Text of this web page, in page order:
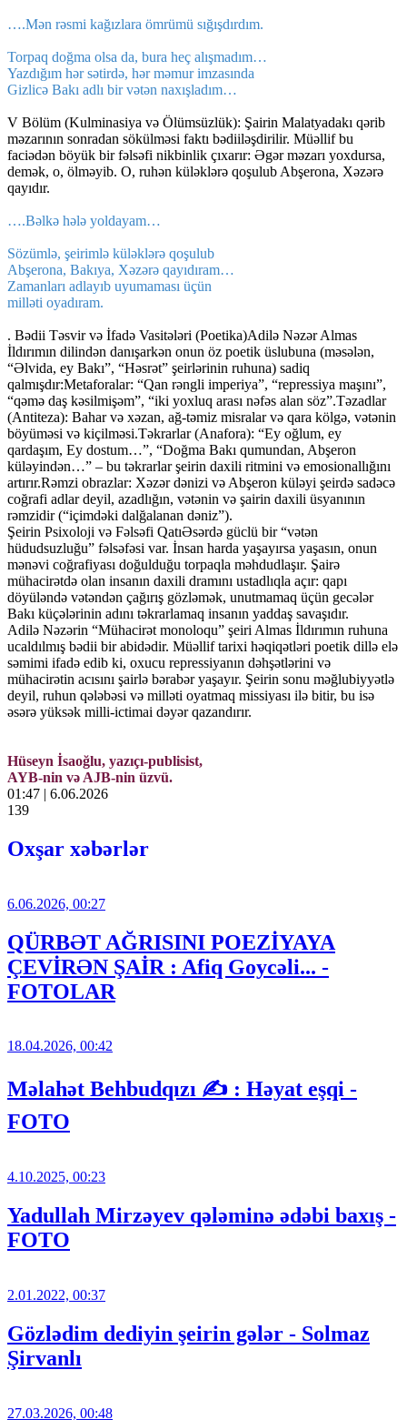
….Mən rəsmi kağızlara ömrümü sığışdırdım.
Torpaq doğma olsa da, bura heç alışmadım…
Yazdığım hər sətirdə, hər məmur imzasında
Gizlicə Bakı adlı bir vətən naxışladım…
V Bölüm (Kulminasiya və Ölümsüzlük): Şairin Malatyadakı qərib
məzarının sonradan sökülməsi faktı bədiiləşdirilir. Müəllif bu
faciədən böyük bir fəlsəfi nikbinlik çıxarır: Əgər məzarı yoxdursa,
demək, o, ölməyib. O, ruhən küləklərə qoşulub Abşerona, Xəzərə
qayıdır.
….Bəlkə hələ yoldayam…
Sözümlə, şeirimlə küləklərə qoşulub
Abşerona, Bakıya, Xəzərə qayıdıram…
Zamanları adlayıb uyumaması üçün
milləti oyadıram.
. Bədii Təsvir və İfadә Vasitәlәri (Poetika)Adilə Nəzər Almas
İldırımın dilindən danışarkən onun öz poetik üslubuna (məsələn,
“Əlvida, ey Bakı”, “Həsrət” şeirlərinin ruhuna) sadiq
qalmışdır:Metaforalar: “Qan rəngli imperiya”, “repressiya maşını”,
“qəmə daş kəsilmişəm”, “iki yoxluq arası nəfəs alan söz”.Təzadlar
(Antiteza): Bahar və xəzan, ağ-təmiz misralar və qara kölgə, vətənin
böyüməsi və kiçilməsi.Təkrarlar (Anafora): “Ey oğlum, ey
qardaşım, Ey dostum…”, “Doğma Bakı qumundan, Abşeron
küləyindən…” – bu təkrarlar şeirin daxili ritmini və emosionallığını
artırır.Rəmzi obrazlar: Xəzər dənizi və Abşeron küləyi şeirdə sadəcə
coğrafi adlar deyil, azadlığın, vətənin və şairin daxili üsyanının
rəmzidir (“içimdəki dalğalanan dəniz”).
Şeirin Psixoloji və Fəlsəfi QatıƏsərdə güclü bir “vətən
hüdudsuzluğu” fəlsəfəsi var. İnsan harda yaşayırsa yaşasın, onun
mənəvi coğrafiyası doğulduğu torpaqla məhdudlaşır. Şairə
mühacirətdə olan insanın daxili dramını ustadlıqla açır: qapı
döyüləndə vətəndən çağırış gözləmək, unutmamaq üçün gecələr
Bakı küçələrinin adını təkrarlamaq insanın yaddaş savaşıdır.
Adilə Nəzərin “Mühacirət monoloqu” şeiri Almas İldırımın ruhuna
ucaldılmış bədii bir abidədir. Müəllif tarixi həqiqətləri poetik dillə elə
səmimi ifadə edib ki, oxucu repressiyanın dəhşətlərini və
mühacirətin acısını şairlə bərabər yaşayır. Şeirin sonu məğlubiyyətlə
deyil, ruhun qələbəsi və milləti oyatmaq missiyası ilə bitir, bu isə
əsərə yüksək milli-ictimai dəyər qazandırır.
Hüseyn İsaoğlu, yazıçı-publisist,
AYB-nin və AJB-nin üzvü.
01:47 | 6.06.2026
139
Oxşar xəbərlər
6.06.2026, 00:27
QÜRBƏT AĞRISINI POEZİYAYA
ÇEVİRƏN ŞAİR : Afiq Goycəli... -
FOTOLAR
18.04.2026, 00:42
Məlahət Behbudqızı ✍️ : Həyat eşqi -
FOTO
4.10.2025, 00:23
Yadullah Mirzəyev qələminə ədəbi baxış -
FOTO
2.01.2022, 00:37
Gözlədim dediyin şeirin gələr - Solmaz
Şirvanlı
27.03.2026, 00:48